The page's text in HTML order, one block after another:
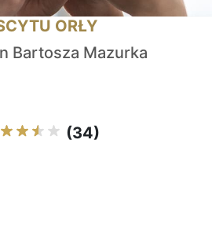
ORŁY
Bartosza Mazurka
(34)